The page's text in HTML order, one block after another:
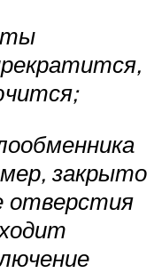
закрыто
отверстия